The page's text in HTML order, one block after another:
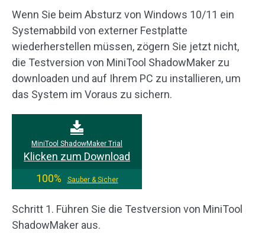
Wenn Sie beim Absturz von Windows 10/11 ein
Systemabbild von externer Festplatte
wiederherstellen müssen, zögern Sie jetzt nicht,
die Testversion von MiniTool ShadowMaker zu
downloaden und auf Ihrem PC zu installieren, um
das System im Voraus zu sichern.
MiniTool ShadowMaker Trial
Klicken zum Download
100%
Sauber & Sicher
Schritt 1. Führen Sie die Testversion von MiniTool
ShadowMaker aus.